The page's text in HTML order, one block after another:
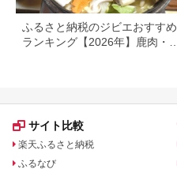
ふるさと納税のジビエおすすめ
ランキング【2026年】鹿肉・猪
サイト比較
楽天ふるさと納税
ふるなび